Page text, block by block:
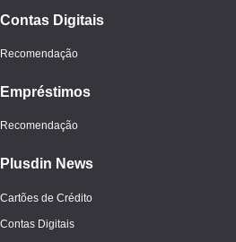
Contas Digitais
Recomendação
Empréstimos
Recomendação
Plusdin News
Cartões de Crédito
Contas Digitais